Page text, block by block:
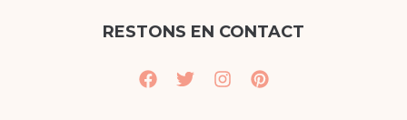
RESTONS EN CONTACT